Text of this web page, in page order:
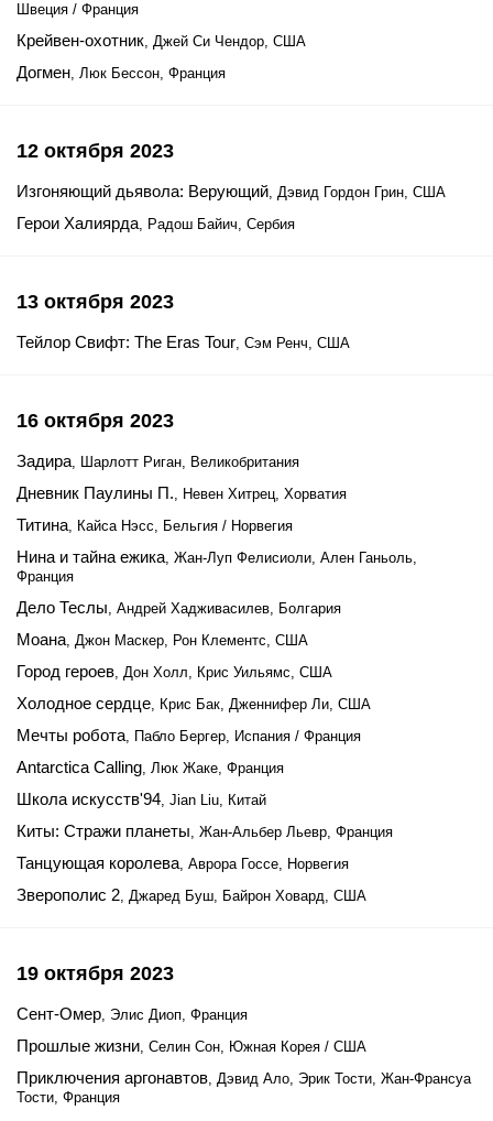
Швеция / Франция
Крейвен-охотник, Джей Си Чендор, США
Догмен, Люк Бессон, Франция
12 октября 2023
Изгоняющий дьявола: Верующий, Дэвид Гордон Грин, США
Герои Халиярда, Радош Байич, Сербия
13 октября 2023
Тейлор Свифт: The Eras Tour, Сэм Ренч, США
16 октября 2023
Задира, Шарлотт Риган, Великобритания
Дневник Паулины П., Невен Хитрец, Хорватия
Титина, Кайса Нэсс, Бельгия / Норвегия
Нина и тайна ежика, Жан-Луп Фелисиоли, Ален Ганьоль,
Франция
Дело Теслы, Андрей Хадживасилев, Болгария
Моана, Джон Маскер, Рон Клементс, США
Город героев, Дон Холл, Крис Уильямс, США
Холодное сердце, Крис Бак, Дженнифер Ли, США
Мечты робота, Пабло Бергер, Испания / Франция
Antarctica Calling, Люк Жаке, Франция
Школа искусств'94, Jian Liu, Китай
Киты: Стражи планеты, Жан-Альбер Льевр, Франция
Танцующая королева, Аврора Госсе, Норвегия
Зверополис 2, Джаред Буш, Байрон Ховард, США
19 октября 2023
Сент-Омер, Элис Диоп, Франция
Прошлые жизни, Селин Сон, Южная Корея / США
Приключения аргонавтов, Дэвид Ало, Эрик Тости, Жан-Франсуа
Тости, Франция